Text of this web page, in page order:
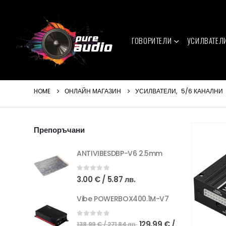
ГОВОРИТЕЛИ
HOME ОНЛАЙН МАГАЗИН УСИЛВАТЕЛИ, 5/6 КАНАЛНИ
Препоръчани
ANTIVIBESDBP-V6 2.5mm
0out of 5
3.00 €/ 5.87 лв.
Vibe POWERBOX400.1M-V7
0out of 5
138.99€/ 271.84 лв.Original